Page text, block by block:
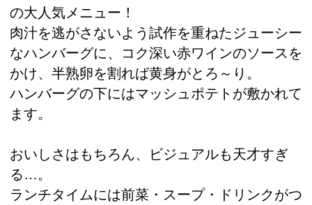
の大人気メニュー！
肉汁を逃がさないよう試作を重ねたジューシー
なハンバーグに、コク深い赤ワインのソースを
かけ、半熟卵を割れば黄身がとろ～り。
ハンバーグの下にはマッシュポテトが敷かれて
ます。
おいしさはもちろん、ビジュアルも天才すぎ
る…。
ランチタイムには前菜・スープ・ドリンクがつ